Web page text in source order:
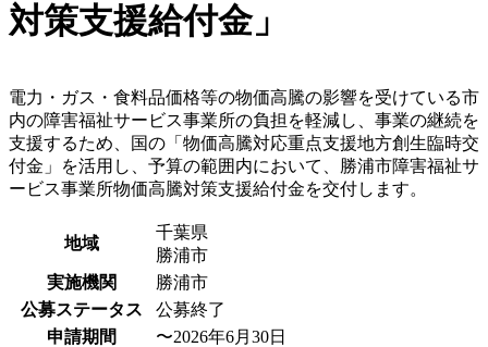
対策支援給付金」
電力・ガス・食料品価格等の物価高騰の影響を受けている市
内の障害福祉サービス事業所の負担を軽減し、事業の継続を
支援するため、国の「物価高騰対応重点支援地方創生臨時交
付金」を活用し、予算の範囲内において、勝浦市障害福祉サ
ービス事業所物価高騰対策支援給付金を交付します。
地域
千葉県
勝浦市
実施機関
勝浦市
公募ステータス
公募終了
申請期間
〜2026年6月30日